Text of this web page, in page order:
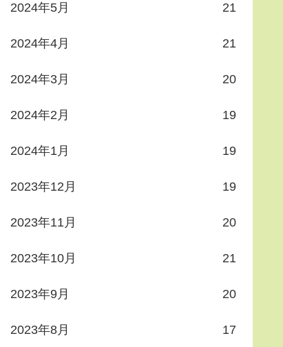
2024年5月 21
2024年4月 21
2024年3月 20
2024年2月 19
2024年1月 19
2023年12月 19
2023年11月 20
2023年10月 21
2023年9月 20
2023年8月 17